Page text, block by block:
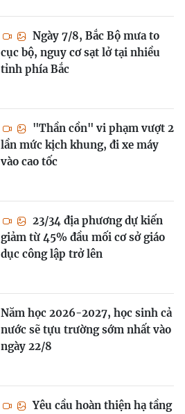
Ngày 7/8, Bắc Bộ mưa to
cục bộ, nguy cơ sạt lở tại nhiều
tỉnh phía Bắc
"Thần cồn" vi phạm vượt 2
lần mức kịch khung, đi xe máy
vào cao tốc
23/34 địa phương dự kiến
giảm từ 45% đầu mối cơ sở giáo
dục công lập trở lên
Năm học 2026-2027, học sinh cả
nước sẽ tựu trường sớm nhất vào
ngày 22/8
Yêu cầu hoàn thiện hạ tầng